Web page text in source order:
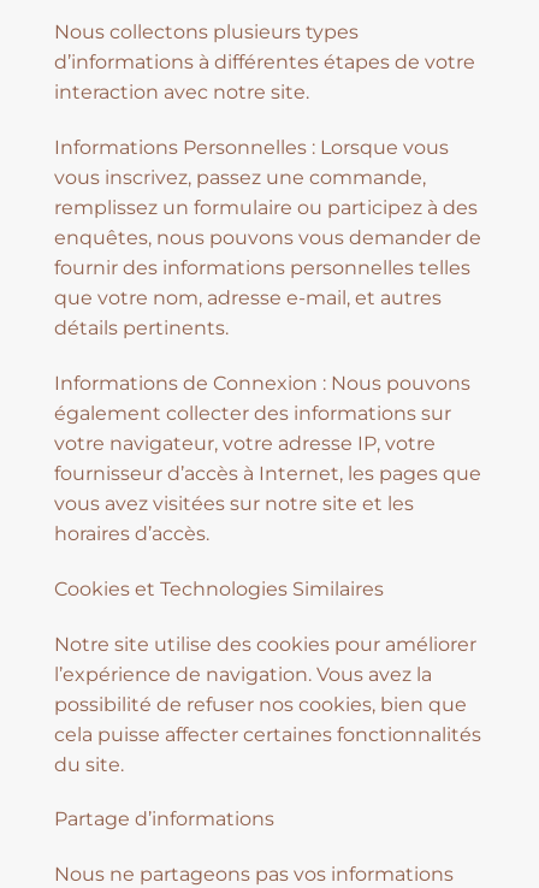
Nous collectons plusieurs types
d’informations à différentes étapes de votre
interaction avec notre site.
Informations Personnelles : Lorsque vous
vous inscrivez, passez une commande,
remplissez un formulaire ou participez à des
enquêtes, nous pouvons vous demander de
fournir des informations personnelles telles
que votre nom, adresse e-mail, et autres
détails pertinents.
Informations de Connexion : Nous pouvons
également collecter des informations sur
votre navigateur, votre adresse IP, votre
fournisseur d’accès à Internet, les pages que
vous avez visitées sur notre site et les
horaires d’accès.
Cookies et Technologies Similaires
Notre site utilise des cookies pour améliorer
l’expérience de navigation. Vous avez la
possibilité de refuser nos cookies, bien que
cela puisse affecter certaines fonctionnalités
du site.
Partage d’informations
Nous ne partageons pas vos informations